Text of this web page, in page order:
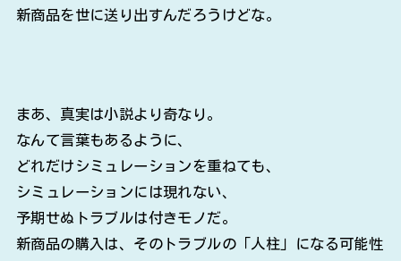
新商品を世に送り出すんだろうけどな。
まあ、真実は小説より奇なり。
なんて言葉もあるように、
どれだけシミュレーションを重ねても、
シミュレーションには現れない、
予期せぬトラブルは付きモノだ。
新商品の購入は、そのトラブルの「人柱」になる可能性